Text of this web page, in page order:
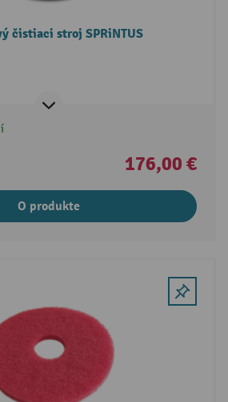
čistiaci stroj SPRiNTUS
176,00 €
O produkte